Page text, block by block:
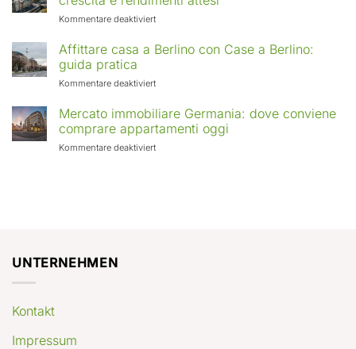
Kommentare deaktiviertfür
in
Europa:
in
crescita
rendimenti
Affittare casa a Berlino con Case a Berlino:
guida pratica
Kommentare deaktiviertfür
casa
a
Berlino
con
Mercato immobiliare Germania: dove conviene
comprare appartamenti oggi
Kommentare deaktiviertfür
UNTERNEHMEN
Kontakt
Impressum